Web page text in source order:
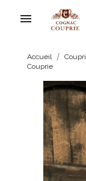

Accueil
Couprie